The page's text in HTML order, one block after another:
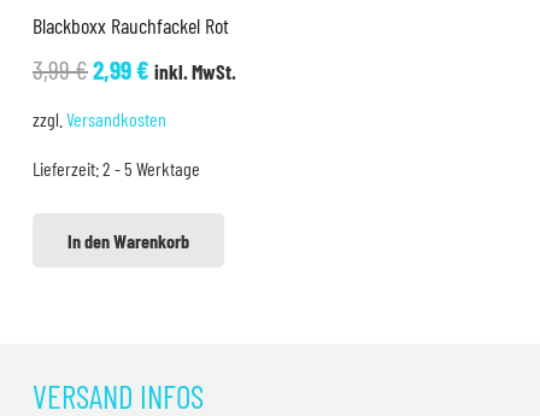
Blackboxx Rauchfackel Rot
3,99€Ursprünglicher
3,99 €
2,99€Aktueller
2,99 €.
inkl. MwSt.
zzgl. Versandkosten
Lieferzeit:2 - 5 Werktage
In den Warenkorb
VERSAND INFOS